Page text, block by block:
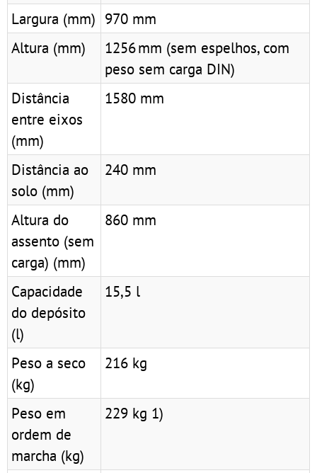
Largura (mm) 970 mm
Altura (mm)
1256 mm (sem espelhos, com
peso sem carga DIN)
Distância
entre eixos
(mm)
1580 mm
Distância ao
solo (mm)
240 mm
Altura do
assento (sem
carga) (mm)
860 mm
Capacidade
do depósito
(l)
15,5 l
Peso a seco
(kg)
216 kg
Peso em
ordem de
marcha (kg)
229 kg 1)